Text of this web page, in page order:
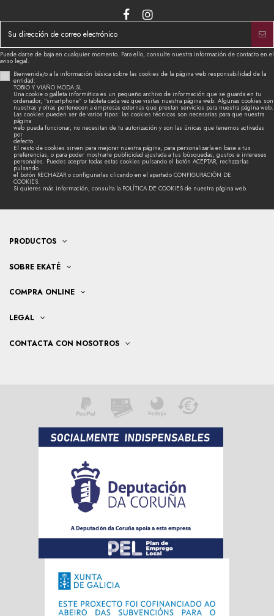
Puede darse de baja en cualquier momento. Para ello, consulte nuestra información de contacto en el
aviso legal.
Bienvenida/o a la información básica sobre las cookies de la página web responsabilidad de la
entidad:
TOBIO Y VIAÑO MODA SL
Una cookie o galleta informática es un pequeño archivo de información que se guarda en tu
ordenador, “smartphone” o tableta cada vez que visitas nuestra página web. Algunas cookies son
nuestras y otras pertenecen a empresas externas que prestan servicios para nuestra página web.
Las cookies pueden ser de varios tipos: las cookies técnicas son necesarias para que nuestra
página
web pueda funcionar, no necesitan de tu autorización y son las únicas que tenemos activadas
por
defecto.
El resto de cookies sirven para mejorar nuestra página, para personalizarla en base a tus
preferencias, o para poder mostrarte publicidad ajustada a tus búsquedas, gustos e intereses
personales. Puedes aceptar todas estas cookies pulsando el botón ACEPTAR, rechazarlas
pulsando
el botón RECHAZAR o configurarlas clicando en el apartado CONFIGURACIÓN DE
COOKIES.
Si quieres más información, consulta la POLÍTICA DE COOKIES de nuestra página web.
PRODUCTOS
SOBRE EKATÉ
COMPRA ONLINE
LEGAL
CONTACTA CON NOSOTROS